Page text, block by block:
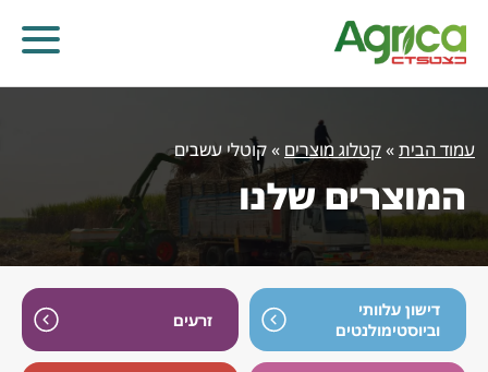
עמוד הבית»קטלוג מוצרים »קוטלי עשבים
המוצרים שלנו
דישון עלוותי
וביוסטימולנטים
זרעים